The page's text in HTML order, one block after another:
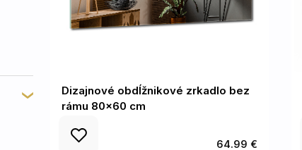
Dizajnové obdĺžnikové zrkadlo bez
rámu 80x60 cm
64.99 €